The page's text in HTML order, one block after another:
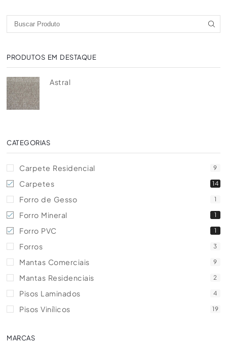
PRODUTOS EM DESTAQUE
Astral
CATEGORIAS
Carpete Residencial 9
Carpetes 14
Forro de Gesso 1
Forro Mineral 1
Forro PVC 1
Forros 3
Mantas Comerciais 9
Mantas Residenciais 2
Pisos Laminados 4
Pisos Vinílicos 19
MARCAS